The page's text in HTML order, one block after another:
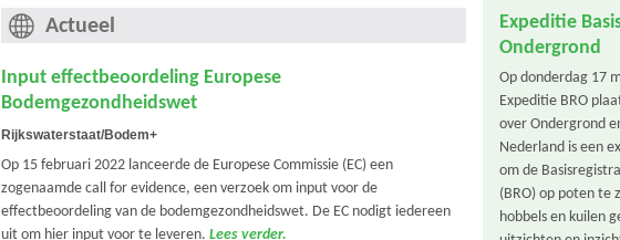
Actueel
Input effectbeoordeling Europese
Bodemgezondheidswet
Rijkswaterstaat/Bodem+
Op 15 februari 2022 lanceerde de Europese Commissie (EC) een
zogenaamde call for evidence, een verzoek om input voor de
effectbeoordeling van de bodemgezondheidswet. De EC nodigt iedereen
uit om hier input voor te leveren. Lees verder.
Expeditie
Ondergrond
Op donderdag 17
Expeditie BRO
over Ondergrond
Nederland is een
om de
(BRO) op poten te
hobbels en kuilen